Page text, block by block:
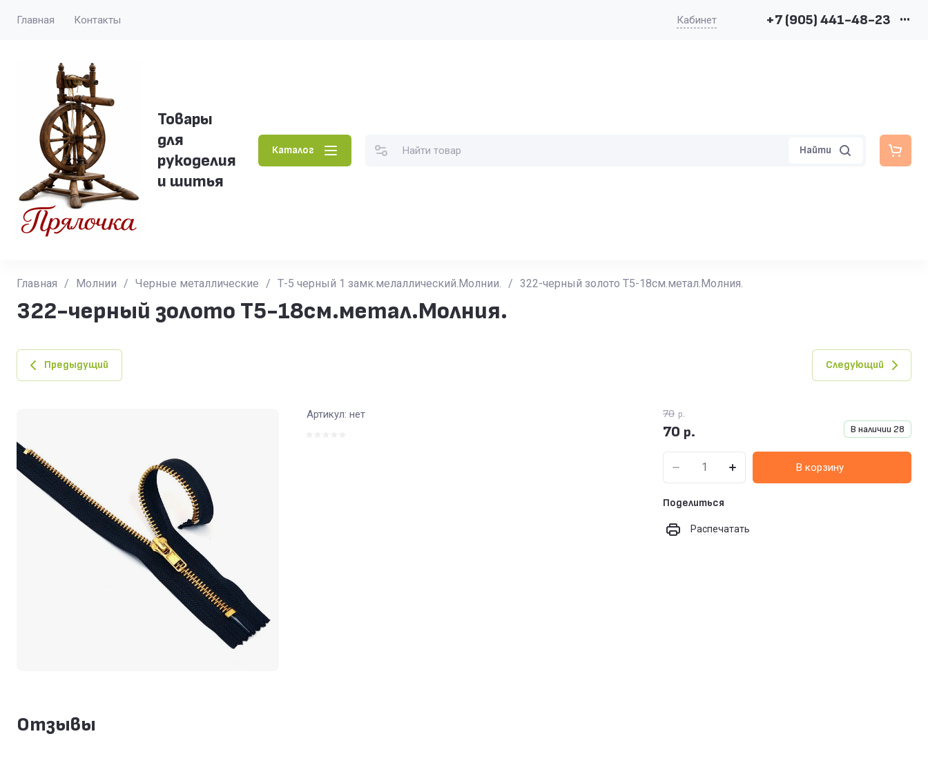
Главная Контакты Кабинет +7 (905) 441-48-23 •••
Товары
для
рукоделия
и шитья
Каталог Найти
Главная / Молнии / Черные металлические / Т-5 черный 1 замк.мелаллический.Молнии. / 322-черный золото Т5-18см.метал.Молния.
322-черный золото Т5-18см.метал.Молния.
Предыдущий Следующий
Артикул: нет
В наличии 28
70 р.
70 р.
В корзину
Поделиться
Распечатать
Отзывы